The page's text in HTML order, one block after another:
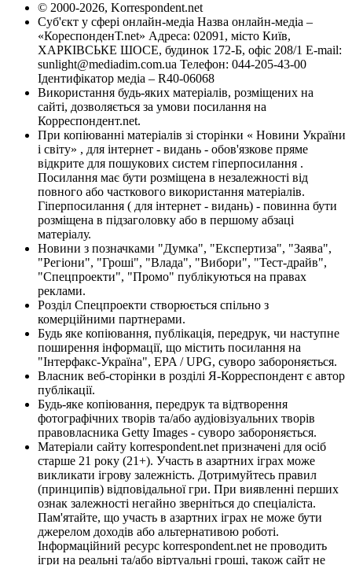
© 2000-2026, Korrespondent.net
Суб'єкт у сфері онлайн-медіа Назва онлайн-медіа –
«КореспонденТ.net» Адреса: 02091, місто Київ,
ХАРКІВСЬКЕ ШОСЕ, будинок 172-Б, офіс 208/1 E-mail:
sunlight@mediadim.com.ua Телефон: 044-205-43-00
Ідентифікатор медіа – R40-06068
Використання будь-яких матеріалів, розміщених на
сайті, дозволяється за умови посилання на
Корреспондент.net.
При копіюванні матеріалів зі сторінки « Новини України
і світу» , для інтернет - видань - обов'язкове пряме
відкрите для пошукових систем гіперпосилання .
Посилання має бути розміщена в незалежності від
повного або часткового використання матеріалів.
Гіперпосилання ( для інтернет - видань) - повинна бути
розміщена в підзаголовку або в першому абзаці
матеріалу.
Новини з позначками "Думка", "Експертиза", "Заява",
"Регіони", "Гроші", "Влада", "Вибори", "Тест-драйв",
"Спецпроекти", "Промо" публікуються на правах
реклами.
Розділ Спецпроекти створюється спільно з
комерційними партнерами.
Будь яке копіювання, публікація, передрук, чи наступне
поширення інформації, що містить посилання на
"Інтерфакс-Україна", EPA / UPG, суворо забороняється.
Власник веб-сторінки в розділі Я-Корреспондент є автор
публікації.
Будь-яке копіювання, передрук та відтворення
фотографічних творів та/або аудіовізуальних творів
правовласника Getty Images - суворо забороняється.
Матеріали сайту korrespondent.net призначені для осіб
старше 21 року (21+). Участь в азартних іграх може
викликати ігрову залежність. Дотримуйтесь правил
(принципів) відповідальної гри. При виявленні перших
ознак залежності негайно зверніться до спеціаліста.
Пам'ятайте, що участь в азартних іграх не може бути
джерелом доходів або альтернативою роботі.
Інформаційний ресурс korrespondent.net не проводить
ігри на реальні та/або віртуальні гроші, також сайт не